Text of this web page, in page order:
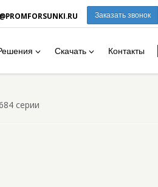
Заказать звонок
Скачать Контакты
серии